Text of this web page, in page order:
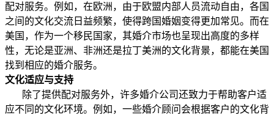
配对服务。例如，在欧洲，由于欧盟内部人员流动自由，各国
之间的文化交流日益频繁，使得跨国婚姻变得更加常见。而在
美国，作为一个移民国家，其婚介市场也呈现出高度的多样
性，无论是亚洲、非洲还是拉丁美洲的文化背景，都能在美国
找到相应的婚介服务。
文化适应与支持
除了提供配对服务外，许多婚介公司还致力于帮助客户适
应不同的文化环境。例如，一些婚介顾问会根据客户的文化背